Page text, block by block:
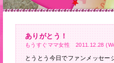
ありがとう！
もうすぐママ女性 2011.12.28
とうとう今日でファンメッセー